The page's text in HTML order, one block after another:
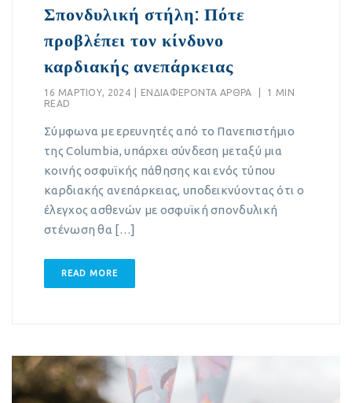
Σπονδυλική στήλη: Πότε
προβλέπει τον κίνδυνο
καρδιακής ανεπάρκειας
16 ΜΑΡΤΊΟΥ, 2024 EΝΔΙΑΦΈΡΟΝΤΑ ΆΡΘΡΑ
1 MIN
READ
Σύμφωνα με ερευνητές από το Πανεπιστήμιο
της Columbia, υπάρχει σύνδεση μεταξύ μια
κοινής οσφυϊκής πάθησης και ενός τύπου
καρδιακής ανεπάρκειας, υποδεικνύοντας ότι ο
έλεγχος ασθενών με οσφυϊκή σπονδυλική
στένωση θα […]
READ MORE